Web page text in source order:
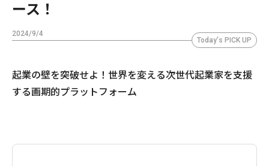
ース！
2024/9/4
Today's PICK UP
起業の壁を突破せよ！世界を変える次世代起業家を支援
する画期的プラットフォーム